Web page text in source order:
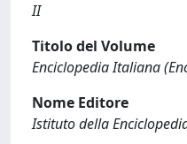
II
Titolo del Volume
Enciclopedia Italiana
Nome Editore
Istituto della